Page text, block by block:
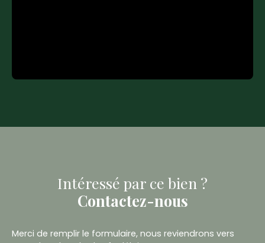
Intéressé par ce bien ?
Contactez-nous
Merci de remplir le formulaire, nous reviendrons vers